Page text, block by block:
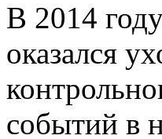
В 2014
оказался
событий в